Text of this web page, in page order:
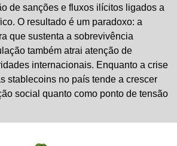
de sanções e fluxos ilícitos ligados a
O resultado é um paradoxo: a
que sustenta a sobrevivência
também atrai atenção de
internacionais. Enquanto a crise
stablecoins no país tende a crescer
social quanto como ponto de tensão